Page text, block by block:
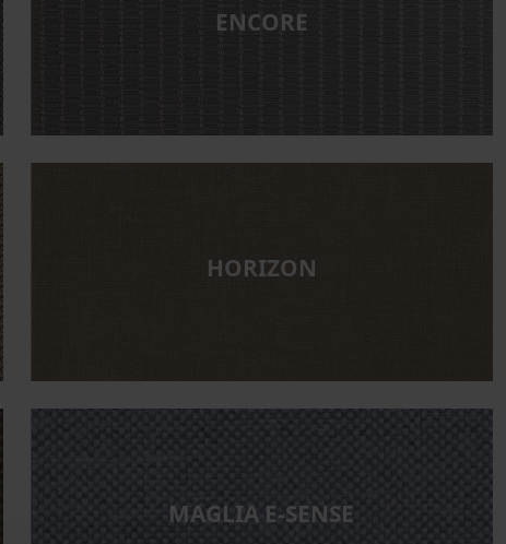
ENCORE
HORIZON
MAGLIA E-SENSE